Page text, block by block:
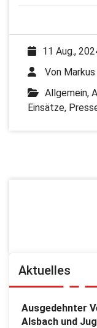
11 Aug.,
Von
Allgemein,
Einsätze,
Aktuelles
Ausgedehnter
Alsbach und